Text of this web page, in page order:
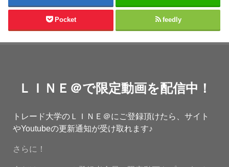
Pocket feedly
ＬＩＮＥ＠で限定動画を配信中！
トレード大学のＬＩＮＥ＠にご登録頂けたら、サイト
やYoutubeの更新通知が受け取れます♪
さらに！